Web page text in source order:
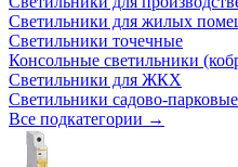
Светильники для жилых
Светильники точечные
Консольные светильники
Светильники для ЖКХ
Светильники садово-парковые
Все подкатегории →